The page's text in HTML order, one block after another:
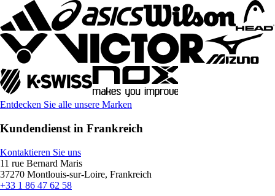
Entdecken Sie alle unsere Marken
Kundendienst in Frankreich
Kontaktieren Sie uns
11 rue Bernard Maris
37270 Montlouis-sur-Loire, Frankreich
+33 1 86 47 62 58